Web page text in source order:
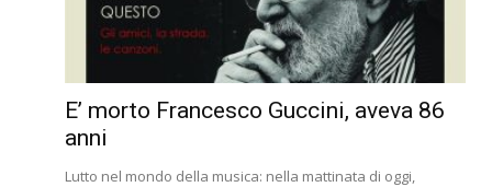
E’ morto Francesco Guccini, aveva 86
anni
Lutto nel mondo della musica: nella mattinata di oggi,